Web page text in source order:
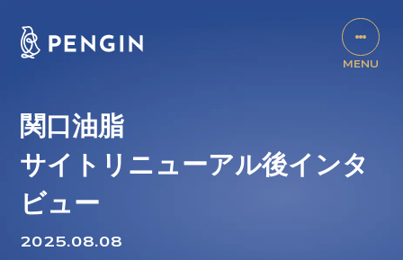
関口油脂
サイトリニューアル後インタ
ビュー
2025.08.08